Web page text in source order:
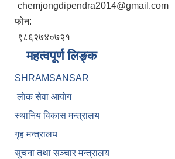
chemjongdipendra2014@gmail.com
फोन:
९८६२७४०७२१
महत्वपूर्ण लिङ्क
SHRAMSANSAR
लाेक सेवा आयाेग
स्थानिय विकास मन्त्रालय
गृह मन्त्रालय
सुचना तथा सञ्चार मन्त्रालय